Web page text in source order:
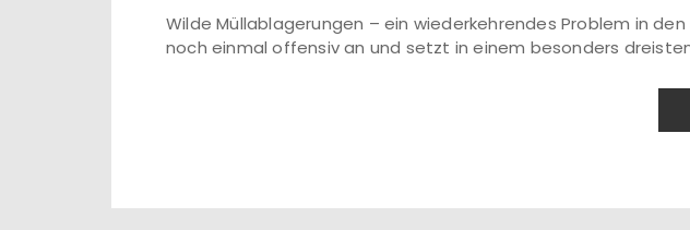
Wilde Müllablagerungen – ein wiederkehrendes Problem in
noch einmal offensiv an und setzt in einem besonders